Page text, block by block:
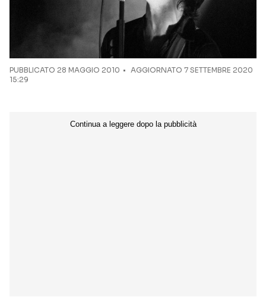
PUBBLICATO 28 MAGGIO 2010
AGGIORNATO 7 SETTEMBRE 2020
15:29